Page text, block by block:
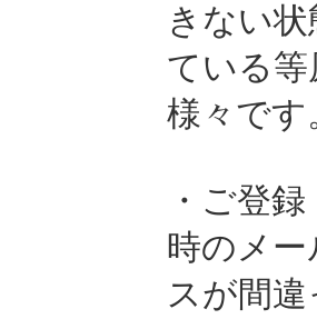
きない
ている
様々です
・ご登
時のメ
スが間